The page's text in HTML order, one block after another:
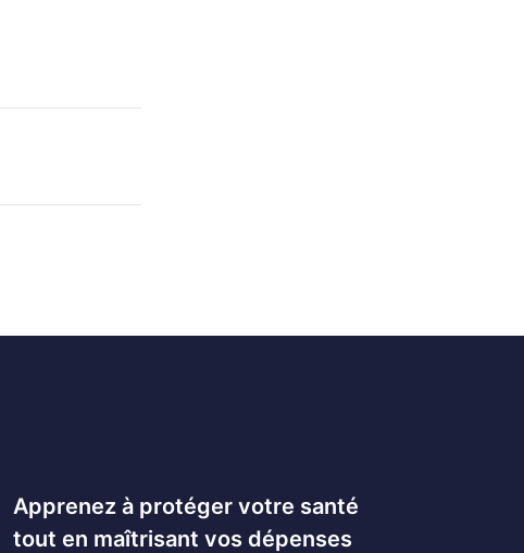
Apprenez à protéger votre santé
tout en maîtrisant vos dépenses